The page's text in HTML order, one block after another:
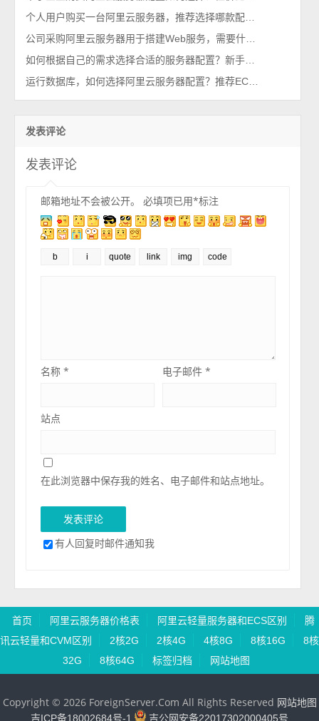
发表评论
发表评论
邮箱地址不会被公开。 必填项已用*标注
名称* 电子邮件*
站点
在此浏览器中保存我的姓名、电子邮件和站点地址。
有人回复时邮件通知我
首页 阿里云服务器价格表 阿里云轻量服务器和ECS区别
腾
讯云轻量和CVM区别
2核2G 2核4G 4核8G 8核16G
8核
32G
8核64G 标签归档 网站地图
Copyright © 2026 ForeignServer.Com All Rights Reserved 网站地图
吉ICP备18002684号-1
吉公网安备22017302000405号